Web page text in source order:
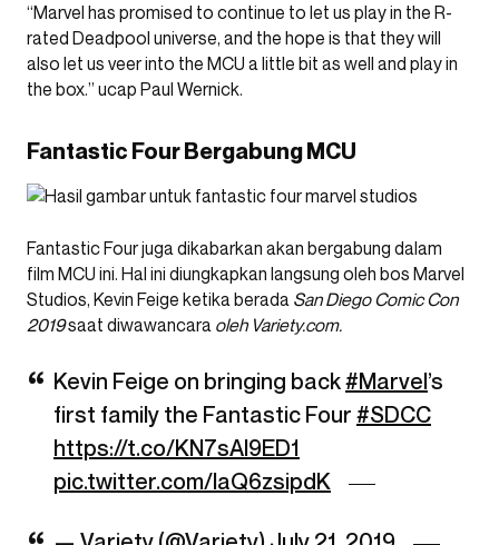
“Marvel has promised to continue to let us play in the R-
rated Deadpool universe, and the hope is that they will
also let us veer into the MCU a little bit as well and play in
the box.” ucap Paul Wernick.
Fantastic Four Bergabung MCU
Fantastic Four juga dikabarkan akan bergabung dalam
film MCU ini. Hal ini diungkapkan langsung oleh bos Marvel
Studios, Kevin Feige ketika berada San Diego Comic Con
2019saat diwawancara oleh Variety.com.
Kevin Feige on bringing back#Marvel’s
first family the Fantastic Four #SDCC
https://t.co/KN7sAI9ED1
pic.twitter.com/IaQ6zsipdK